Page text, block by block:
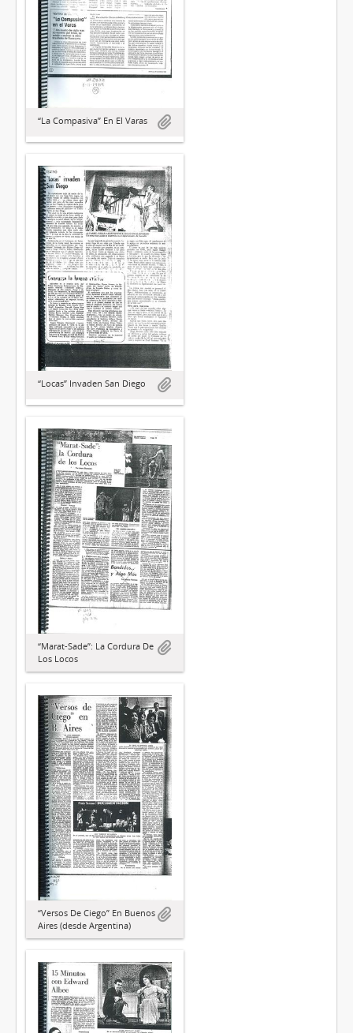
“La Compasiva” En El Varas
“Locas” Invaden San Diego
“Marat-Sade”: La Cordura De
Los Locos
“Versos De Ciego” En Buenos
Aires (desde Argentina)